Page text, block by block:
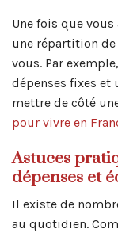
Une fois que
une répartition
vous. Par
dépenses fixes et
mettre de côté
pour vivre en
Astuces
dépenses et
Il existe de
au quotidien.